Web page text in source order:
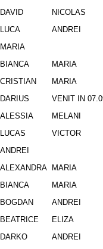
DAVID
NICOLAS
LUCA
ANDREI
MARIA
BIANCA
MARIA
CRISTIAN
MARIA
DARIUS
VENIT IN
ALESSIA
MELANI
LUCAS
VICTOR
ANDREI
ALEXANDRA
MARIA
BIANCA
MARIA
BOGDAN
ANDREI
BEATRICE
ELIZA
DARKO
ANDREI